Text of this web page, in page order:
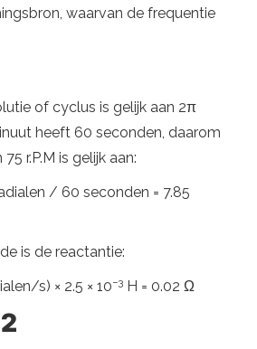
waarvan de frequentie
of cyclus is gelijk aan 2π
heeft 60 seconden, daarom
r.P.M is gelijk aan:
/ 60 seconden = 7.85
is de reactantie:
s) × 2.5 × 10−3 H = 0.02 Ω